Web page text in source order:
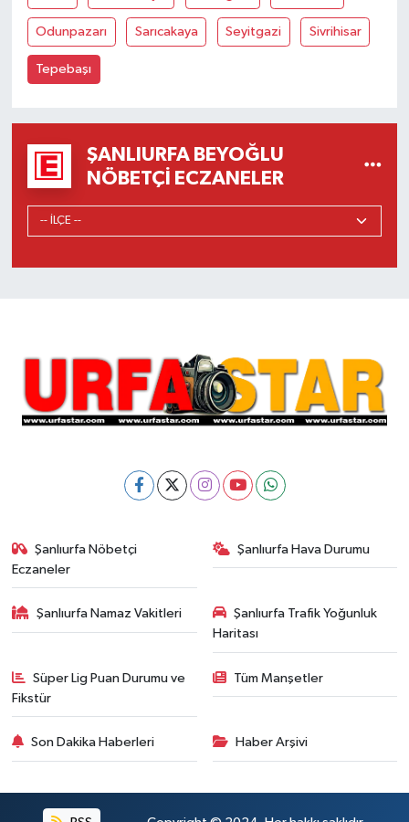
Odunpazarı Sarıcakaya Seyitgazi Sivrihisar
Tepebaşı
ŞANLIURFA BEYOĞLU
NÖBETÇI ECZANELER
Şanlıurfa Nöbetçi
Eczaneler
Şanlıurfa Hava Durumu
Şanlıurfa Namaz Vakitleri
Şanlıurfa Trafik Yoğunluk
Haritası
Süper Lig Puan Durumu ve
Fikstür
Tüm Manşetler
Son Dakika Haberleri Haber Arşivi